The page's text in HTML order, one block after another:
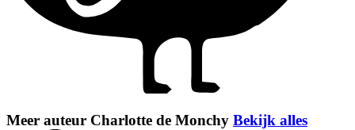
Meer auteur Charlotte de Monchy Bekijk alles